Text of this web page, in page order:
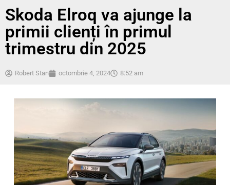
Skoda Elroq va ajunge la
primii clienți în primul
trimestru din 2025
Robert Stan octombrie 4, 2024 8:52 am